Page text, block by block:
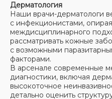
Дерматология
Наши врачи-дерматологи
с инфекционистами,
междисциплинарного
рассматривать кожные
с возможными
факторами.
В арсенале современные
диагностики, включая
высокоточное
детально оценить